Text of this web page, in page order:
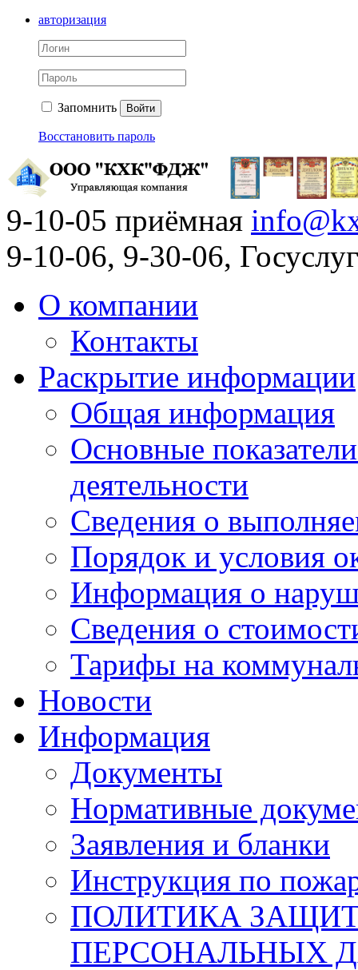
авторизация
Запомнить Войти
Восстановить пароль
9-10-05 приёмная
9-10-06, 9-30-06,
О компании
Контакты
Раскрытие информации
Общая информация
Основные
деятельности
Сведения о
Порядок и условия
Информация о
Сведения о
Тарифы на
Новости
Информация
Документы
Нормативные
Заявления и бланки
Инструкция по
ПОЛИТИКА
ПЕРСОНАЛЬНЫХ